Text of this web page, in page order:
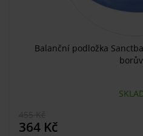
Balanční podložka
364 Kč